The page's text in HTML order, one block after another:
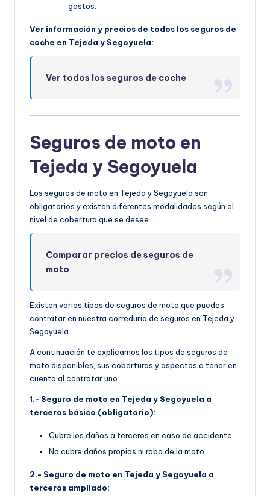
gastos.
Ver información y precios de todos los seguros de
coche en Tejeda y Segoyuela:
Ver todos los seguros de coche
Seguros de moto en
Tejeda y Segoyuela
Los seguros de moto en Tejeda y Segoyuela son
obligatorios y existen diferentes modalidades según el
nivel de cobertura que se desee.
Comparar precios de seguros de
moto
Existen varios tipos de seguros de moto que puedes
contratar en nuestra correduría de seguros en Tejeda y
Segoyuela.
A continuación te explicamos los tipos de seguros de
moto disponibles, sus coberturas y aspectos a tener en
cuenta al contratar uno.
1.- Seguro de moto en Tejeda y Segoyuela a
terceros básico (obligatorio):
Cubre los daños a terceros en caso de accidente.
No cubre daños propios ni robo de la moto.
2.- Seguro de moto en Tejeda y Segoyuela a
terceros ampliado: